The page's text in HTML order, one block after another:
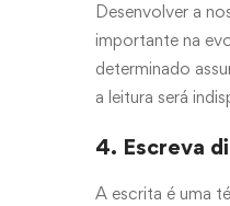
Desenvolver a
importante na
determinado
a leitura será
4. Escreva
A escrita é uma